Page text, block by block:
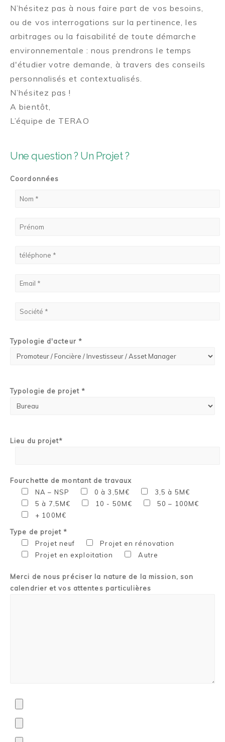
Une question ? Un Projet ?
Coordonnées
Typologie d'acteur *
Typologie de projet *
Lieu du projet*
Fourchette de montant de travaux
NA – NSP
0 à 3,5M€
3,5 à 5M€
5 à 7,5M€
10 - 50M€
50 – 100M€
+ 100M€
Type de projet *
Projet neuf
Projet en rénovation
Projet en exploitation
Autre
Merci de nous préciser la nature de la mission, son
calendrier et vos attentes particulières
N’hésitez pas à nous faire part de vos besoins,
ou de vos interrogations sur la pertinence, les
arbitrages ou la faisabilité de toute démarche
environnementale : nous prendrons le temps
d'étudier votre demande, à travers des conseils
personnalisés et contextualisés.
N’hésitez pas !
A bientôt,
L’équipe de TERAO